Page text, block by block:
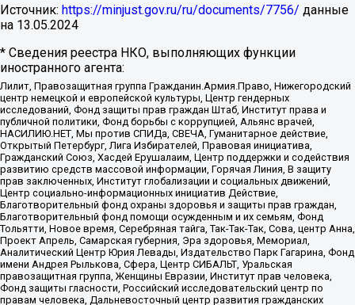
Источник: https://minjust.gov.ru/ru/documents/7756/ данные
на 13.05.2024
* Сведения реестра НКО, выполняющих функции
иностранного агента:
Лилит, Правозащитная группа Гражданин.Армия.Право, Нижегородский
центр немецкой и европейской культуры, Центр гендерных
исследований, Фонд защиты прав граждан Штаб, Институт права и
публичной политики, Фонд борьбы с коррупцией, Альянс врачей,
НАСИЛИЮ.НЕТ, Мы против СПИДа, СВЕЧА, Гуманитарное действие,
Открытый Петербург, Лига Избирателей, Правовая инициатива,
Гражданский Союз, Хасдей Ерушалаим, Центр поддержки и содействия
развитию средств массовой информации, Горячая Линия, В защиту
прав заключенных, Институт глобализации и социальных движений,
Центр социально-информационных инициатив Действие,
Благотворительный фонд охраны здоровья и защиты прав граждан,
Благотворительный фонд помощи осужденным и их семьям, Фонд
Тольятти, Новое время, Серебряная тайга, Так-Так-Так, Сова, центр Анна,
Проект Апрель, Самарская губерния, Эра здоровья, Мемориал,
Аналитический Центр Юрия Левады, Издательство Парк Гагарина, Фонд
имени Андрея Рылькова, Сфера, Центр СИБАЛЬТ, Уральская
правозащитная группа, Женщины Евразии, Институт прав человека,
Фонд защиты гласности, Российский исследовательский центр по
правам человека, Дальневосточный центр развития гражданских